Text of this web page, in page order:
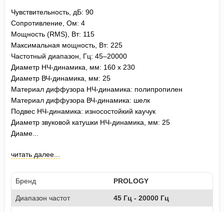
Чувствительность, дБ: 90
Сопротивление, Ом: 4
Мощность (RMS), Вт: 115
Максимальная мощность, Вт: 225
Частотный диапазон, Гц: 45–20000
Диаметр НЧ-динамика, мм: 160 х 230
Диаметр ВЧ-динамика, мм: 25
Материал диффузора НЧ-динамика: полипропилен
Материал диффузора ВЧ-динамика: шелк
Подвес НЧ-динамика: износостойкий каучук
Диаметр звуковой катушки НЧ-динамика, мм: 25
Диаме...
читать далее...
Бренд PROLOGY
Диапазон частот 45 Гц - 20000 Гц